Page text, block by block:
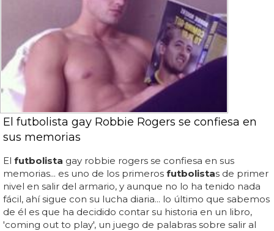
El futbolista gay Robbie Rogers se confiesa en
sus memorias
El futbolista gay robbie rogers se confiesa en sus
memorias... es uno de los primeros futbolistas de primer
nivel en salir del armario, y aunque no lo ha tenido nada
fácil, ahí sigue con su lucha diaria... lo último que sabemos
de él es que ha decidido contar su historia en un libro,
'coming out to play', un juego de palabras sobre salir al